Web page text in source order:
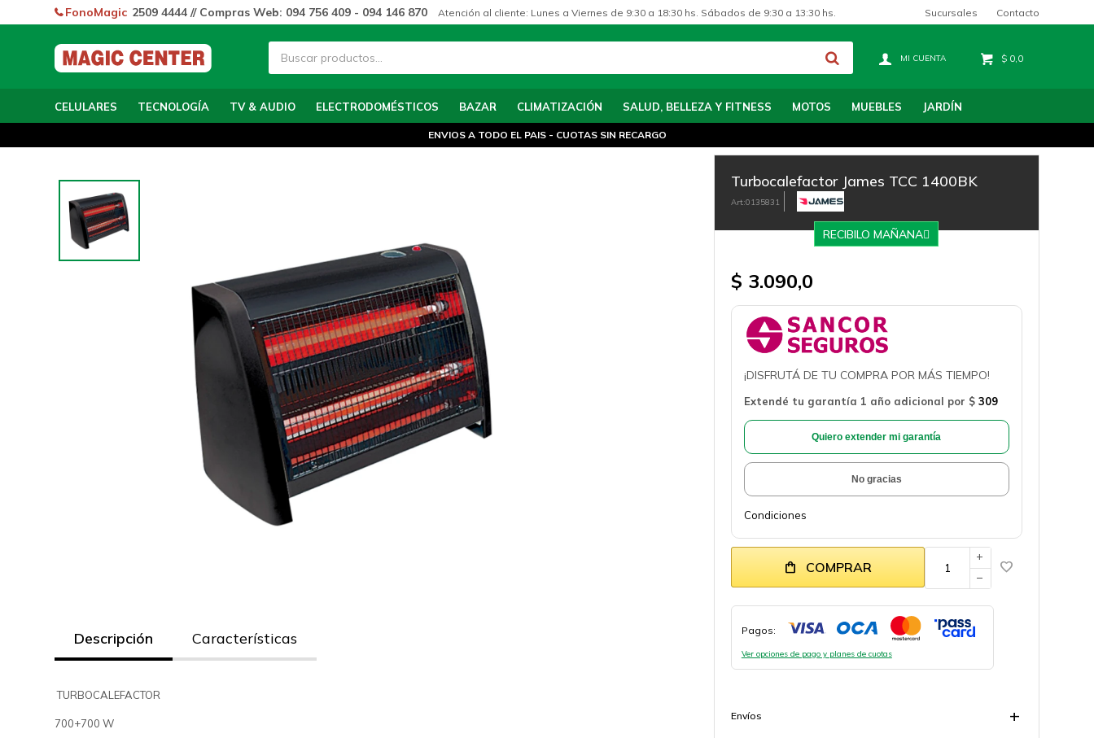
CELULARES TECNOLOGÍA TV & AUDIO ELECTRODOMÉSTICOS BAZAR CLIMATIZACIÓN SALUD, BELLEZA Y FITNESS MOTOS MUEBLES JARDÍN
$ 0,0
FonoMagic 2509 4444 // Compras Web: 094 756 409 - 094 146 870 Atención al cliente: Lunes a Viernes de 9:30 a 18:30 hs. Sábados de 9:30 a 13:30 hs. Sucursales Contacto
ENVIOS A TODO EL PAIS - CUOTAS SIN RECARGO
Turbocalefactor James TCC 1400BK
0135831
RECIBILO MAÑANA
$ 3.090,0
¡DISFRUTÁ DE TU COMPRA POR MÁS TIEMPO!
Extendé tu garantía 1 año adicional por $ 309
Quiero extender mi garantía
No gracias
Condiciones
COMPRAR
add
remove
Pagos:
Ver opciones de pago y planes de cuotas
Envíos
Descripción Características
TURBOCALEFACTOR
700+700 W